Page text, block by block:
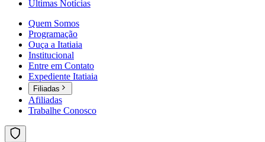
Últimas Notícias
Quem Somos
Programação
Ouça a Itatiaia
Institucional
Entre em Contato
Expediente Itatiaia
Filiadas
Afiliadas
Trabalhe Conosco